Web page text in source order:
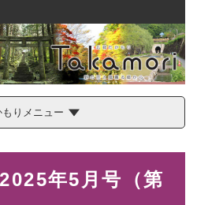
りメニュー
年5月号（第